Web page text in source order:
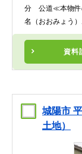
資料
分 公道≪本物件
名（おおみょう
城陽市
土地）